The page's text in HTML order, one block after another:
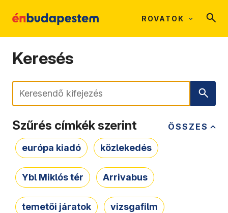
ROVATOK
Keresés
Keresés
ÖSSZES
Szűrés címkék szerint
európa kiadó közlekedés
Ybl Miklós tér Arrivabus
temetői járatok vizsgafilm